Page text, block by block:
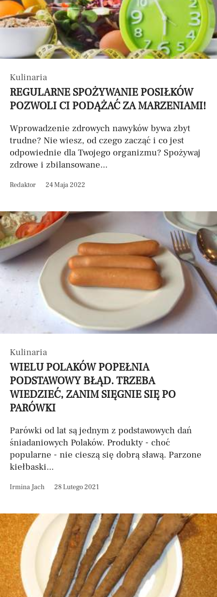
Kulinaria
REGULARNE SPOŻYWANIE POSIŁKÓW
POZWOLI CI PODĄŻAĆ ZA MARZENIAMI!
Wprowadzenie zdrowych nawyków bywa zbyt
trudne? Nie wiesz, od czego zacząć i co jest
odpowiednie dla Twojego organizmu? Spożywaj
zdrowe i zbilansowane...
Redaktor 24 Maja 2022
Kulinaria
WIELU POLAKÓW POPEŁNIA
PODSTAWOWY BŁĄD. TRZEBA
WIEDZIEĆ, ZANIM SIĘGNIE SIĘ PO
PARÓWKI
Parówki od lat są jednym z podstawowych dań
śniadaniowych Polaków. Produkty - choć
popularne - nie cieszą się dobrą sławą. Parzone
kiełbaski...
Irmina Jach 28 Lutego 2021